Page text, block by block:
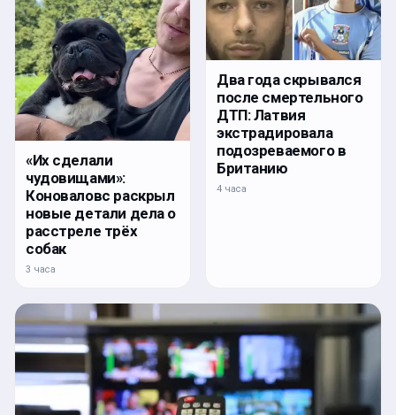
«Их сделали
чудовищами»:
Коноваловс раскрыл
новые детали дела о
расстреле трёх
собак
3 часа
Два года скрывался
после смертельного
ДТП: Латвия
экстрадировала
подозреваемого в
Британию
4 часа